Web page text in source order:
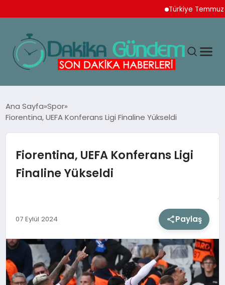
Türkiye Temmuz Ayı
SPOR
EKONOMI
SIYASET
SAĞLIK
Ana Sayfa Spor
Fiorentina, UEFA Konferans Ligi Finaline Yükseldi
Fiorentina, UEFA Konferans Ligi
Finaline Yükseldi
07 Eylül 2024 Paylaş